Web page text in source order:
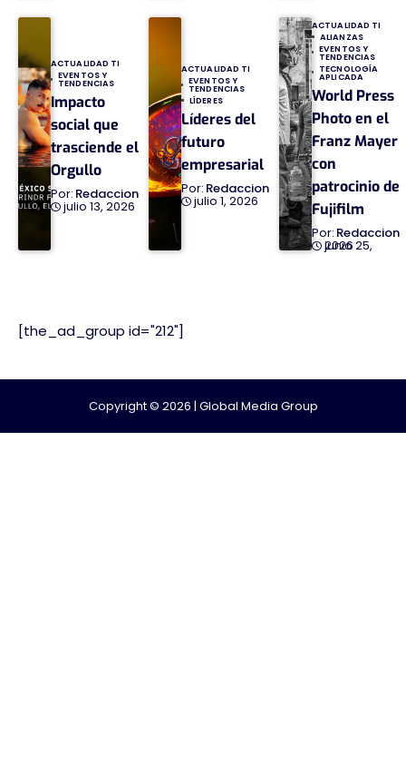
ACTUALIDAD TI
EVENTOS Y
TENDENCIAS
Impacto
social que
trasciende el
Orgullo
Redaccion
julio 13, 2026
ACTUALIDAD TI
EVENTOS Y
TENDENCIAS
LÍDERES
Líderes del
futuro
empresarial
Redaccion
julio 1, 2026
ACTUALIDAD TI
ALIANZAS
EVENTOS Y
TENDENCIAS
TECNOLOGÍA
APLICADA
World Press
Photo en el
Franz Mayer
con
patrocinio de
Fujifilm
Redaccion
junio 25, 2026
[the_ad_group id="212"]